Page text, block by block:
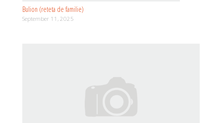
Bulion (reteta de familie)
September 11, 2025